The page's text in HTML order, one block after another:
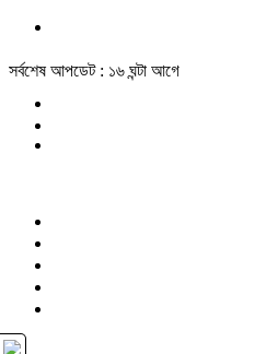
সর্বশেষ আপডেট : ১৬ ঘন্টা আগে